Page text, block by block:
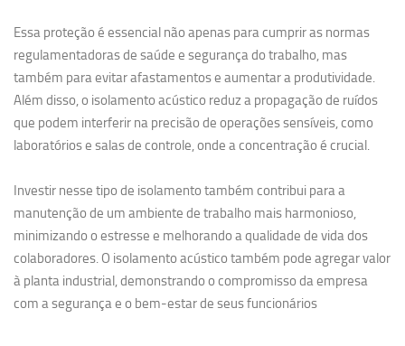
Essa proteção é essencial não apenas para cumprir as normas
regulamentadoras de saúde e segurança do trabalho, mas
também para evitar afastamentos e aumentar a produtividade.
Além disso, o isolamento acústico reduz a propagação de ruídos
que podem interferir na precisão de operações sensíveis, como
laboratórios e salas de controle, onde a concentração é crucial.
Investir nesse tipo de isolamento também contribui para a
manutenção de um ambiente de trabalho mais harmonioso,
minimizando o estresse e melhorando a qualidade de vida dos
colaboradores. O isolamento acústico também pode agregar valor
à planta industrial, demonstrando o compromisso da empresa
com a segurança e o bem-estar de seus funcionários